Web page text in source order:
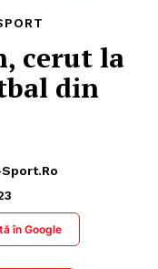
cerut la
din
în Google